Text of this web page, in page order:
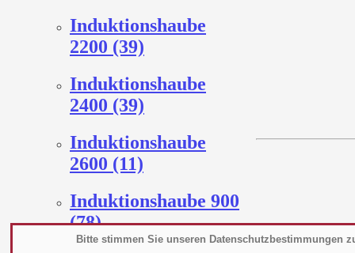
Bitte stimmen Sie unseren Datenschutzbestimmungen
Induktionshaube
2200 (39)
Induktionshaube
2400 (39)
Induktionshaube
2600 (11)
Induktionshaube 900
(78)